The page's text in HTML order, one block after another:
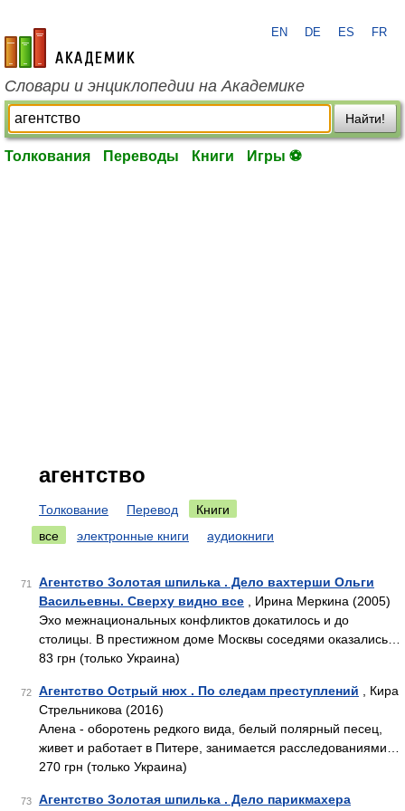
academic.ru
EN DE ES FR
Словари и энциклопедии на Академике
Найти!
Толкования Переводы Книги Игры ⚽
агентство
Толкование Перевод
Книги
все
электронные книги аудиокниги
71
Агентство Золотая шпилька . Дело вахтерши Ольги
Васильевны. Сверху видно все , Ирина Меркина (2005)
Эхо межнациональных конфликтов докатилось и до
столицы. В престижном доме Москвы соседями оказались…
83 грн (только Украина)
72 Агентство Острый нюх . По следам преступлений , Кира
Стрельникова (2016)
Алена - оборотень редкого вида, белый полярный песец,
живет и работает в Питере, занимается расследованиями…
270 грн (только Украина)
73 Агентство Золотая шпилька . Дело парикмахера